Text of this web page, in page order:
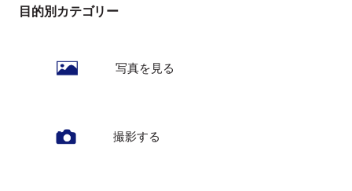
目的別カテゴリー
写真を見る
撮影する